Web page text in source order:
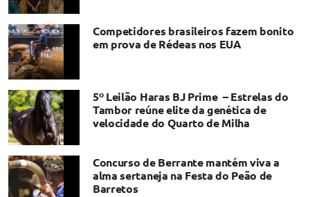
Competidores brasileiros fazem bonito
em prova de Rédeas nos EUA
5º Leilão Haras BJ Prime – Estrelas do
Tambor reúne elite da genética de
velocidade do Quarto de Milha
Concurso de Berrante mantém viva a
alma sertaneja na Festa do Peão de
Barretos